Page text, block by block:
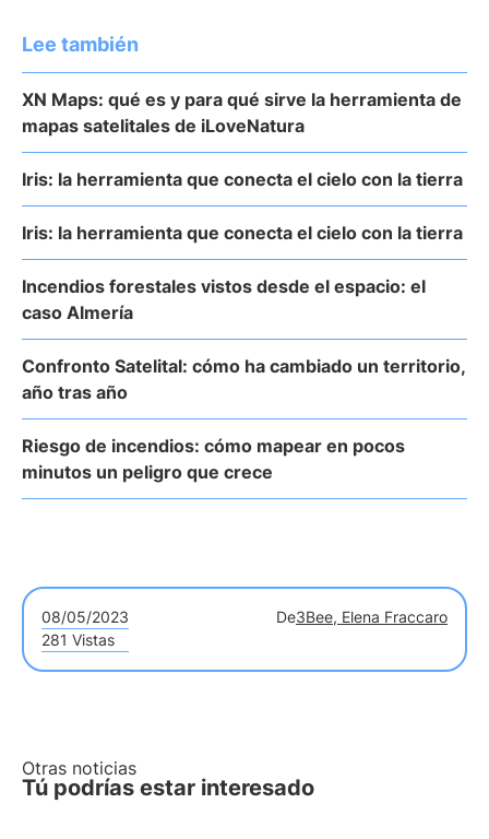
Lee también
XN Maps: qué es y para qué sirve la herramienta de
mapas satelitales de iLoveNatura
Iris: la herramienta que conecta el cielo con la tierra
Iris: la herramienta que conecta el cielo con la tierra
Incendios forestales vistos desde el espacio: el
caso Almería
Confronto Satelital: cómo ha cambiado un territorio,
año tras año
Riesgo de incendios: cómo mapear en pocos
minutos un peligro que crece
08/05/2023 De3Bee, Elena Fraccaro
281 Vistas
Otras noticias
Tú podrías estar interesado